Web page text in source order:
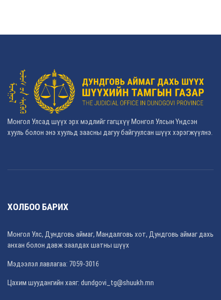
Монгол Улсад шүүх эрх мэдлийг гагцхүү Монгол Улсын Үндсэн
хууль болон энэ хуульд заасны дагуу байгуулсан шүүх хэрэгжүүлнэ.
ХОЛБОО БАРИХ
Монгол Улс, Дундговь аймаг, Мандалговь хот, Дундговь аймаг дахь
анхан болон давж заалдах шатны шүүх
Мэдээлэл лавлагаа: 7059-3016
Цахим шуудангийн хаяг: dundgovi_tg@shuukh.mn